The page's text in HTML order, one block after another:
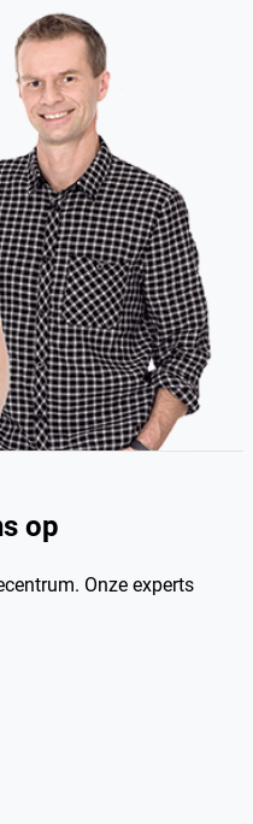
op
Onze experts